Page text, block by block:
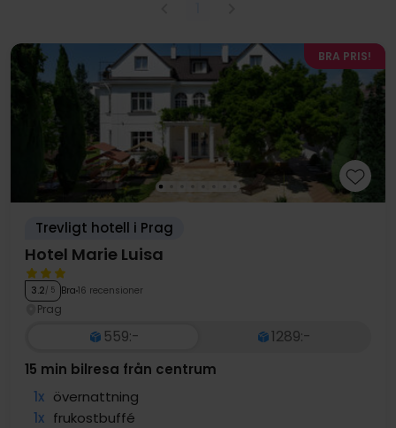
BRA PRIS!
Trevligt hotell i Prag
Hotel Marie Luisa
3.2/ 5 Bra 16 recensioner
Prag
559:- 1289:-
15 min bilresa från centrum
1x övernattning
1x frukostbuffé